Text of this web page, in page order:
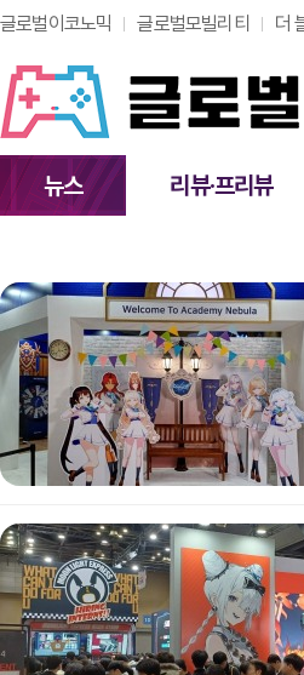
글로벌이코노믹 글로벌모빌리티 더
뉴스 리뷰·프리뷰